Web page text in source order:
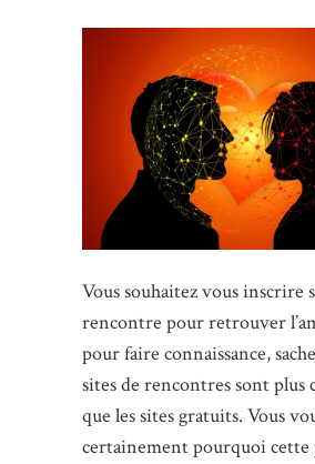
Vous souhaitez vous inscrire
rencontre pour retrouver
pour faire connaissance,
sites de rencontres sont plus
que les sites gratuits. Vous
certainement pourquoi cette